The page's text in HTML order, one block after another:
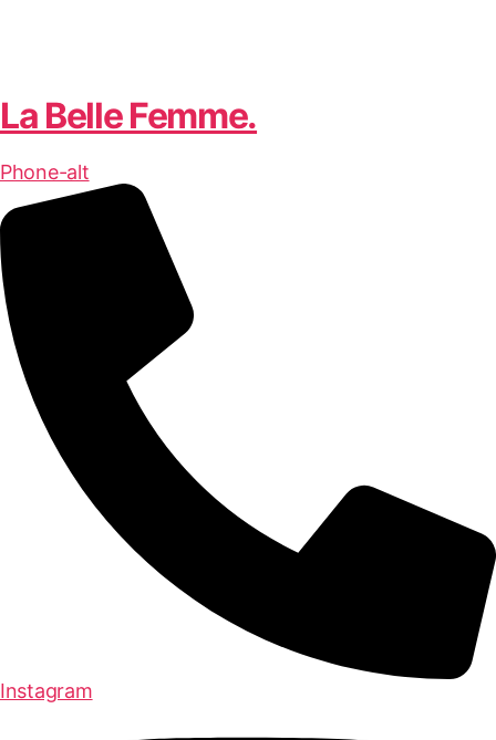
La Belle Femme.
Phone-alt
Instagram